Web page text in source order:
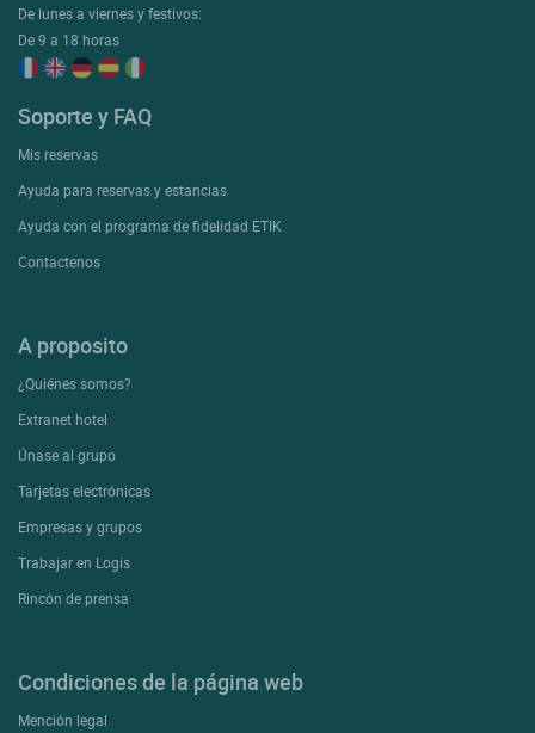
De lunes a viernes y festivos:
De 9 a 18 horas
Soporte y FAQ
Mis reservas
Ayuda para reservas y estancias
Ayuda con el programa de fidelidad ETIK
Contactenos
A proposito
¿Quiénes somos?
Extranet hotel
Únase al grupo
Tarjetas electrónicas
Empresas y grupos
Trabajar en Logis
Rincón de prensa
Condiciones de la página web
Mención legal